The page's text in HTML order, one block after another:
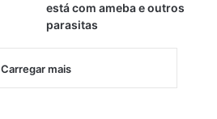
está com ameba e outros
parasitas
Carregar mais